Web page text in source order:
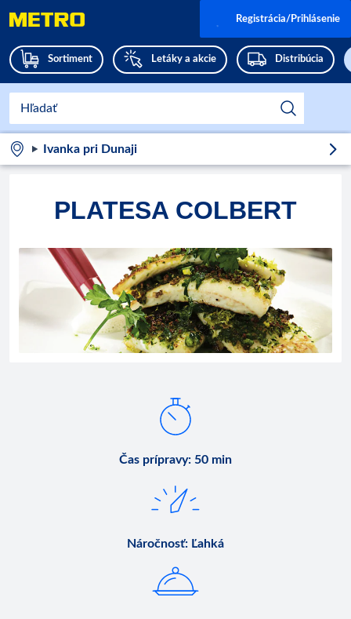
Sortiment Letáky a akcie Distribúcia
Registrácia/Prihlásenie
Ivanka pri Dunaji
PLATESA COLBERT
Čas prípravy: 50 min
Náročnosť: Ľahká